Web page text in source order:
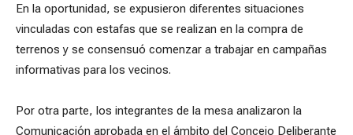
En la oportunidad, se expusieron diferentes situaciones
vinculadas con estafas que se realizan en la compra de
terrenos y se consensuó comenzar a trabajar en campañas
informativas para los vecinos.
Por otra parte, los integrantes de la mesa analizaron la
Comunicación aprobada en el ámbito del Concejo Deliberante